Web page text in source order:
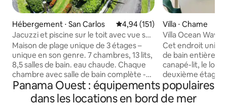
Hébergement ⋅ San Carlos Évaluation moyenne sur la
4,94 (151)
Jacuzzi et piscine sur le toit avec vue sur
l'océan | Service de conciergerie
Maison de plage unique de 3 étages –
unique en son genre. 7 chambres, 13 lits,
8,5 salles de bain. eau chaude. Chaque
chambre avec salle de bain complète -
Climatisation et ventilateurs de plafond
dans toutes les pièces, buanderie
séparée - Piscine sur le toit, jacuzzi, bar,
Villa ⋅ Chame
Villa Ocean
de bain
Cet endroit
de bain
canapé-lit, le
deuxième étage
imprenable sur
direct à la plage.
d'un salon, d'une
Panama Ouest : équipements populaires
dans les locations en bord de mer